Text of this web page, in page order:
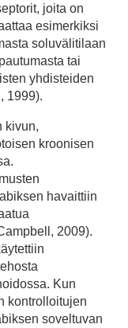
joita on
esimerkiksi
soluvälitilaan
tai
yhdisteiden
1999).
kivun,
kroonisen
havaittiin
2009).
Kun
kontrolloitujen
soveltuvan